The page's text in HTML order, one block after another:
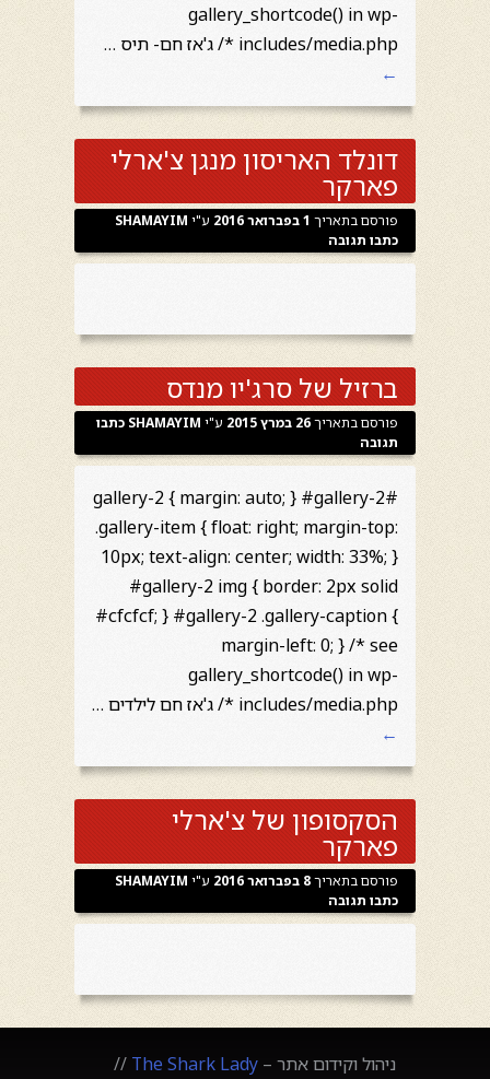
gallery_shortcode() in wp-
includes/media.php */ ג'אז חם- תיס …
←
דונלד האריסון מנגן צ'ארלי
פארקר
פורסם בתאריך 1 בפברואר 2016 ע"י SHAMAYIM
כתבו תגובה
ברזיל של סרג'יו מנדס
פורסם בתאריך26 במרץ 2015 ע"י SHAMAYIM כתבו
תגובה
#gallery-2 { margin: auto; } #gallery-2
.gallery-item { float: right; margin-top:
10px; text-align: center; width: 33%; }
#gallery-2 img { border: 2px solid
#cfcfcf; } #gallery-2 .gallery-caption {
margin-left: 0; } /* see
gallery_shortcode() in wp-
includes/media.php */ ג'אז חם לילדים …
←
הסקסופון של צ'ארלי
פארקר
פורסם בתאריך8 בפברואר 2016 ע"י SHAMAYIM
כתבו תגובה
ניהול וקידום אתר – The Shark Lady
//